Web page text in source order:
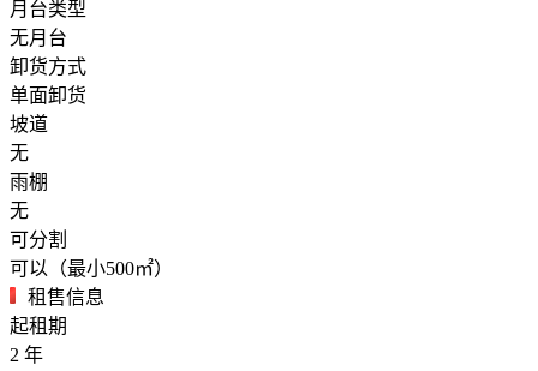
月台类型
无月台
卸货方式
单面卸货
坡道
无
雨棚
无
可分割
可以（最小500㎡）
租售信息
起租期
2 年